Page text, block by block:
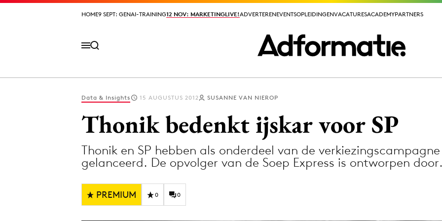
HOME9 SEPT: GENAI-TRAINING12 NOV: MARKETINGLIVE!ADVERTERENEVENTSOPLEIDINGENVACATURESACADEMYPARTNERS
HOME9 SEPT: GENAI-TRAINING12 NOV: MARKETINGLIVE!ADVERTERENEVENTSOPLEIDINGENVACATURESACADEMYPARTNERS
Digital transformation
Diversiteit
Data & Insights 15 AUGUSTUS 2012 SUSANNE VAN NIEROP
Thonik bedenkt ijskar voor SP
Thonik en SP hebben als onderdeel van de verkiezingscampagne
gelanceerd. De opvolger van de Soep Express is ontworpen
PREMIUM 0 0